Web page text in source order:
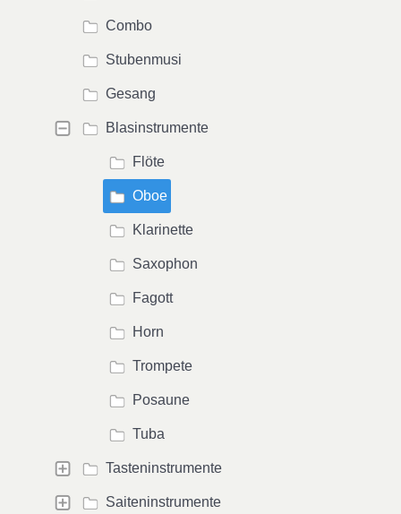
Combo
Stubenmusi
Gesang
Blasinstrumente
Flöte
Oboe
Klarinette
Saxophon
Fagott
Horn
Trompete
Posaune
Tuba
Tasteninstrumente
Saiteninstrumente